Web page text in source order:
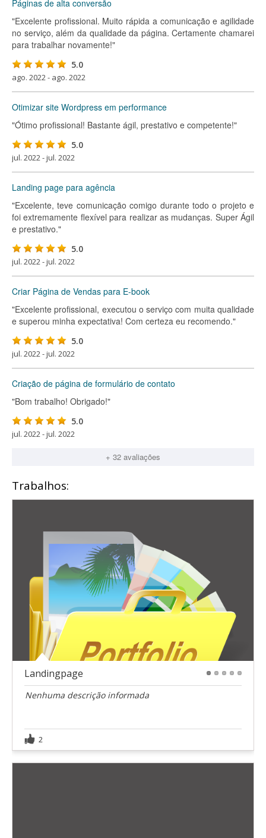
Páginas de alta conversão
"Excelente profissional. Muito rápida a comunicação e agilidade
no serviço, além da qualidade da página. Certamente chamarei
para trabalhar novamente!"
5.0
ago. 2022 - ago. 2022
Otimizar site Wordpress em performance
"Ótimo profissional! Bastante ágil, prestativo e competente!"
5.0
jul. 2022 - jul. 2022
Landing page para agência
"Excelente, teve comunicação comigo durante todo o projeto e
foi extremamente flexível para realizar as mudanças. Super Ágil
e prestativo."
5.0
jul. 2022 - jul. 2022
Criar Página de Vendas para E-book
"Excelente profissional, executou o serviço com muita qualidade
e superou minha expectativa! Com certeza eu recomendo."
5.0
jul. 2022 - jul. 2022
Criação de página de formulário de contato
"Bom trabalho! Obrigado!"
5.0
jul. 2022 - jul. 2022
+ 32 avaliações
Trabalhos:
Landingpage
Nenhuma descrição informada
2